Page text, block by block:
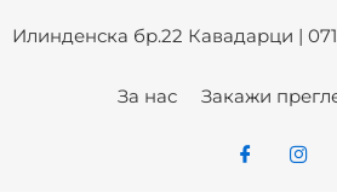
toИлинденска бр.22 Кавадарци |
За нас Закажи